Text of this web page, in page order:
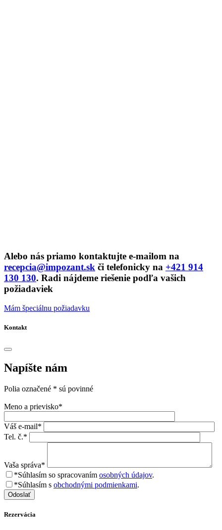
Alebo nás priamo kontaktujte e-mailom na
recepcia@impozant.sk či telefonicky na +421 914
130 130. Radi nájdeme riešenie podľa vašich
požiadaviek
Mám špeciálnu požiadavku
Kontakt
Napíšte nám
Polia označené * sú povinné
Meno a prievisko*
Váš e-mail*
Tel. č.*
Vaša správa*
*Súhlasím so spracovaním osobných údajov.
*Súhlasím s obchodnými podmienkami.
Odoslať
Rezervácia